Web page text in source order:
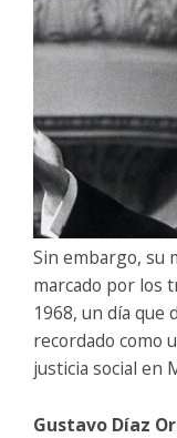
Sin embargo, su
marcado por los
1968, un día que
recordado como
justicia social en
Gustavo Díaz